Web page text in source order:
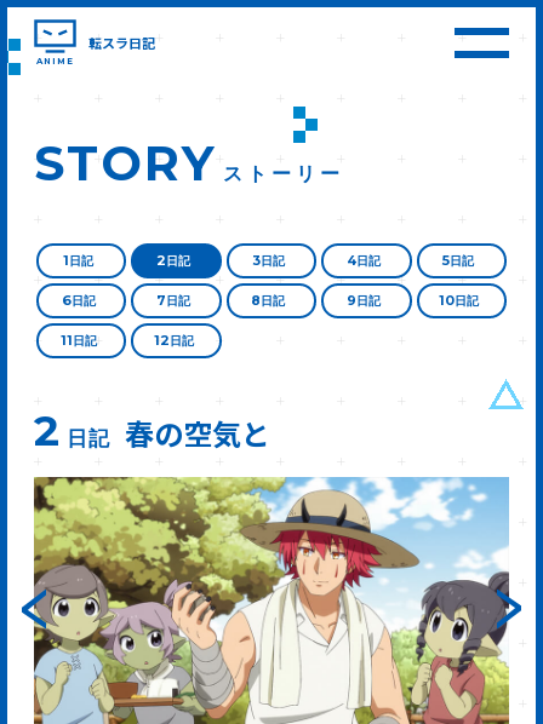
ANIME
転スラ日記
STORY ストーリー
1 日記 2 日記 3日記 4日記 5日記
6日記 7 日記 8 日記 9 日記 10日記
11 日記 12 日記
2 日記 春の空気と